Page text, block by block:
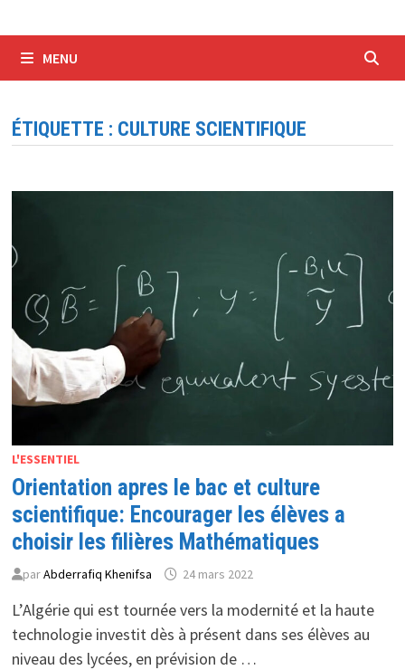
MENU
ÉTIQUETTE : CULTURE SCIENTIFIQUE
L'ESSENTIEL
Orientation apres le bac et culture
scientifique: Encourager les élèves a
choisir les filières Mathématiques
parAbderrafiq Khenifsa 24 mars 2022
L’Algérie qui est tournée vers la modernité et la haute
technologie investit dès à présent dans ses élèves au
niveau des lycées, en prévision de …